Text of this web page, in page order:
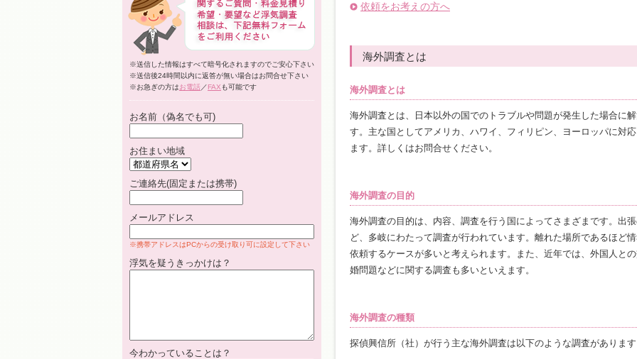
依頼をお考えの方へ
海外調査とは
海外調査とは
海外調査とは、日本以外の国でのトラブルや問題が発生した場合に
す。主な国としてアメリカ、ハワイ、フィリピン、ヨーロッパに対
ます。詳しくはお問合せください。
海外調査の目的
海外調査の目的は、内容、調査を行う国によってさまざまです。出
ど、多岐にわたって調査が行われています。離れた場所であるほど
依頼するケースが多いと考えられます。また、近年では、外国人と
婚問題などに関する調査も多いといえます。
海外調査の種類
探偵興信所（社）が行う主な海外調査は以下のような調査がありま
※送信した情報はすべて暗号化されますのでご安心下さい
※送信後24時間以内に返答が無い場合はお問合せ下さい
※お急ぎの方はお電話 ／FAX も可能です
お名前（偽名でも可)
お住まい地域
ご連絡先(固定または携帯)
メールアドレス
※携帯アドレスはPCからの受け取り可に設定して下さい
浮気を疑うきっかけは？
今わかっていることは？